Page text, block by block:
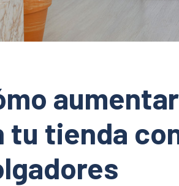
tu tienda